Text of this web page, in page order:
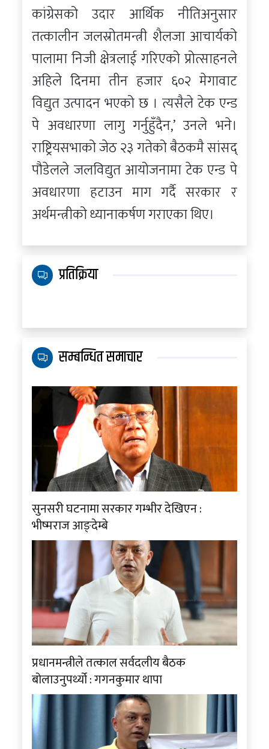
कांग्रेसको उदार आर्थिक नीतिअनुसार
तत्कालीन जलस्रोतमन्त्री शैलजा आचार्यको
पालामा निजी क्षेत्रलाई गरिएको प्रोत्साहनले
अहिले दिनमा तीन हजार ६०२ मेगावाट
विद्युत उत्पादन भएको छ । त्यसैले टेक एन्ड
पे अवधारणा लागु गर्नुहुँदैन,’ उनले भने।
राष्ट्रियसभाको जेठ २३ गतेको बैठकमै सांसद्
पौडेलले जलविद्युत आयोजनामा टेक एन्ड पे
अवधारणा हटाउन माग गर्दै सरकार र
अर्थमन्त्रीको ध्यानाकर्षण गराएका थिए।
प्रतिक्रिया
सम्बन्धित समाचार
सुनसरी घटनामा सरकार गम्भीर देखिएन :
भीष्मराज आङ्देम्बे
प्रधानमन्त्रीले तत्काल सर्वदलीय बैठक
बोलाउनुपर्थ्यो : गगनकुमार थापा